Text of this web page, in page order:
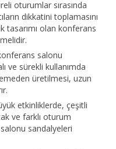
oturumlar sırasında
dikkatini toplamasını
tasarımı olan konferans
salonu
ve sürekli kullanımda
üretilmesi, uzun
etkinliklerde, çeşitli
ve farklı oturum
sandalyeleri